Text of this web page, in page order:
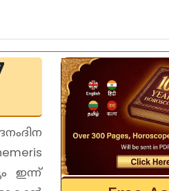
ഇന്ന്